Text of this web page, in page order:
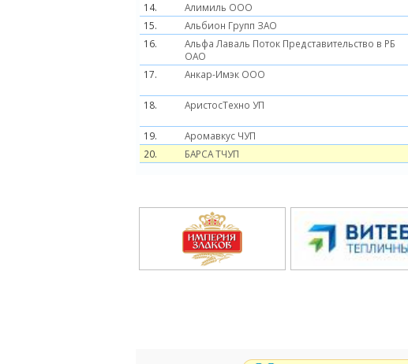
14.
Алимиль ООО
15.
Альбион Групп ЗАО
16.
Альфа Лаваль Поток Представительство в РБ
ОАО
17. Анкар-Имэк ООО
18. АристосТехно УП
19. Аромавкус ЧУП
20.
БАРСА ТЧУП